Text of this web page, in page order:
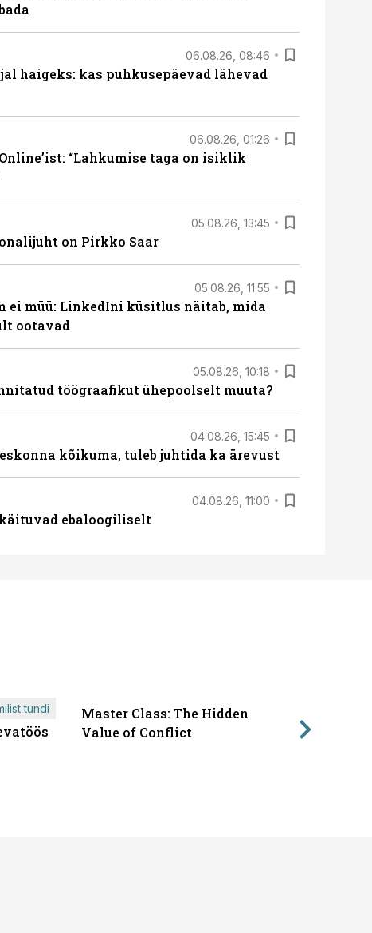
06.08.26, 08:46
haigeks: kas puhkusepäevad lähevad
06.08.26, 01:26
“Lahkumise taga on isiklik
05.08.26, 13:45
on Pirkko Saar
05.08.26, 11:55
ei müü: LinkedIni küsitlus näitab, mida
ootavad
05.08.26, 10:18
töögraafikut ühepoolselt muuta?
04.08.26, 15:45
kõikuma, tuleb juhtida ka ärevust
04.08.26, 11:00
ebaloogiliselt
tundi
Master Class: The Hidden
Value of Conflict